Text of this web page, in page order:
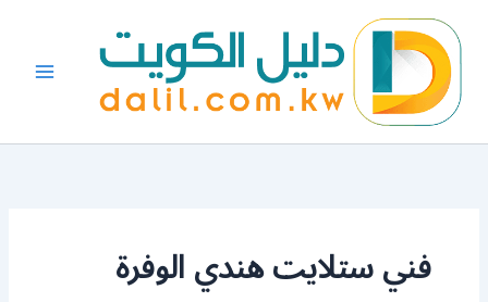
المحتوى
فني ستلايت هندي الوفرة